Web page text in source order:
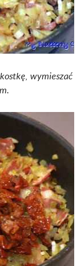
wymieszać